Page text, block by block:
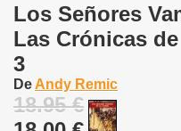
Los Señores
Las Crónicas
3
De Andy Remic
18.95 €